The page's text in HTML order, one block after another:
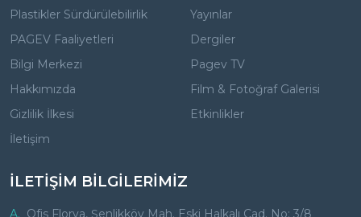
Plastikler Sürdürülebilirlik
PAGEV Faaliyetleri
Bilgi Merkezi
Hakkımızda
Gizlilik İlkesi
İletişim
Yayınlar
Dergiler
Pagev TV
Film & Fotoğraf Galerisi
Etkinlikler
İLETİŞİM BİLGİLERİMİZ
A. Ofis Florya, Şenlikköy Mah. Eski Halkalı Cad. No: 3/8